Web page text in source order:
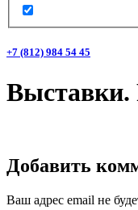
+7 (812) 984 54 45
Выставки.
Добавить
Ваш адрес email не